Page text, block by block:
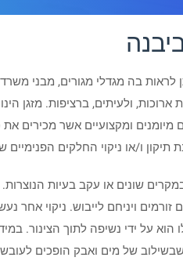
לראות בה מגדלי מגורים, מבני
ארוכות, ולעיתים, ברציפות. מזגן
ומקצועיים אשר מכירים
ו/או ניקוי החלקים הפנימיים
שונים או עקב בעיות
ויניחם לייבוש. ניקוי אחר
הוא על ידי נשיפה לתוך הצינור.
של מים ואבק הופכים לעובש.